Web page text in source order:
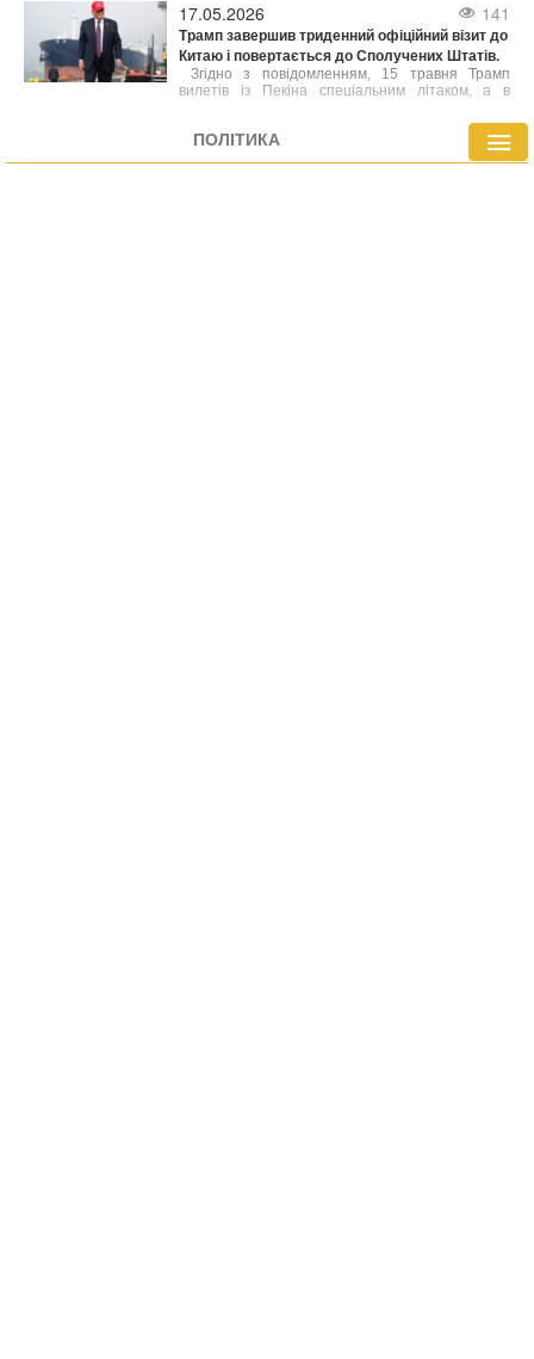
17.05.2026 141
Трамп завершив триденний офіційний візит до
Китаю і повертається до Сполучених Штатів.
Згідно з повідомленням, 15 травня Трамп
вилетів із Пекіна спеціальним літаком, а в
ПОЛІТИКА